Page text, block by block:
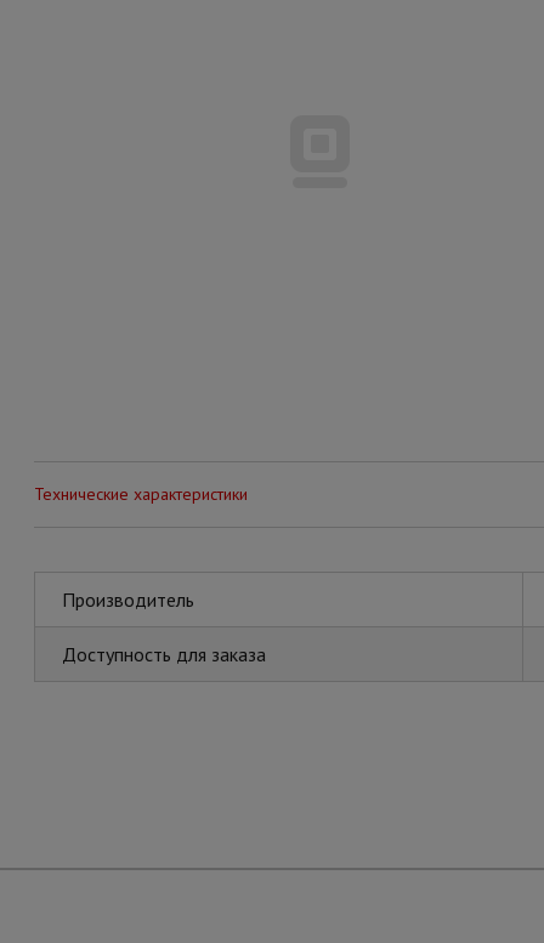
Технические характеристики
Производитель
Доступность для заказа